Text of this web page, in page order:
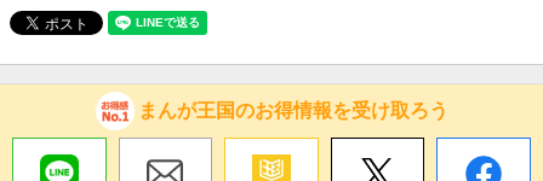
まんが王国のお得情報を受け取ろう